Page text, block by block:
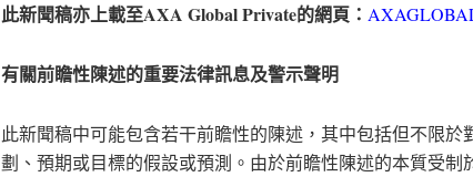
此新聞稿亦上載至AXA Global Private的網頁：
有關前瞻性陳述的重要法律訊息及警示聲明
此新聞稿中可能包含若干前瞻性的陳述，其中包括但不限於
劃、預期或目標的假設或預測。由於前瞻性陳述的本質受制